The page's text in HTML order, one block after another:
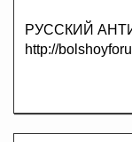
РУССКИЙ
http://